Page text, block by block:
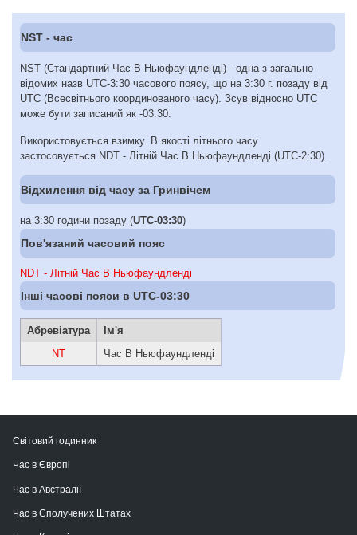
NST - час
NST (Стандартний Час В Ньюфаундленді) - одна з загально
відомих назв UTC-3:30 часового поясу, що на 3:30 г. позаду від
UTC (Всесвітнього координованого часу). Зсув відносно UTC
може бути записаний як -03:30.
Використовується взимку. В якості літнього часу
застосовується NDT - Літній Час В Ньюфаундленді (UTC-2:30).
Відхилення від часу за Гринвічем
на 3:30 години позаду (UTC-03:30)
Пов'язаний часовий пояс
NDT - Літній Час В Ньюфаундленді
Інші часові пояси в UTC-03:30
Абревіатура
Ім'я
NT
Час В Ньюфаундленді
Світовий годинник
Час в Європі
Час в Австралії
Час в Сполучених Штатах